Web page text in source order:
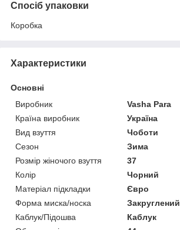
Спосіб упаковки
Коробка
Характеристики
Основні
Виробник
Vasha Para
Країна виробник
Україна
Вид взуття
Чоботи
Сезон
Зима
Розмір жіночого взуття
37
Колір
Чорний
Матеріал підкладки
Євро
Форма миска/носка
Закруглений
Каблук/Підошва
Каблук